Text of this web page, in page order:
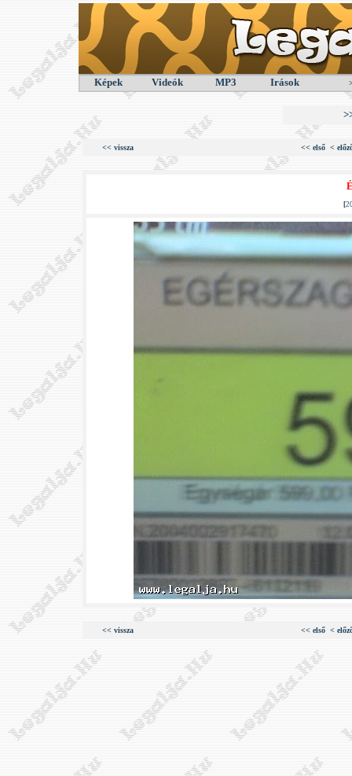
Képek Videók MP3 Irások
<< vissza << első <
[
<< vissza << első <